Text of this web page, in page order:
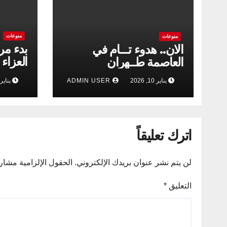
منوعات
الان.. هدوء تـــام في
العاصمة طــهران
يناير 10, 2026
منوعات
بدء
يناير 10, 2026
اترك تعليقاً
لن يتم نشر عنوان بريدك الإلكتروني. الحقول الإلزامية مشار
التعليق *